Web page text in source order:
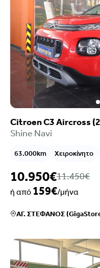
Citroen C3 Aircross
Shine Navi
63.000km Χειροκίνητο
10.950€11.450€
ή από 159€/μήνα
ΑΓ. ΣΤΕΦΑΝΟΣ